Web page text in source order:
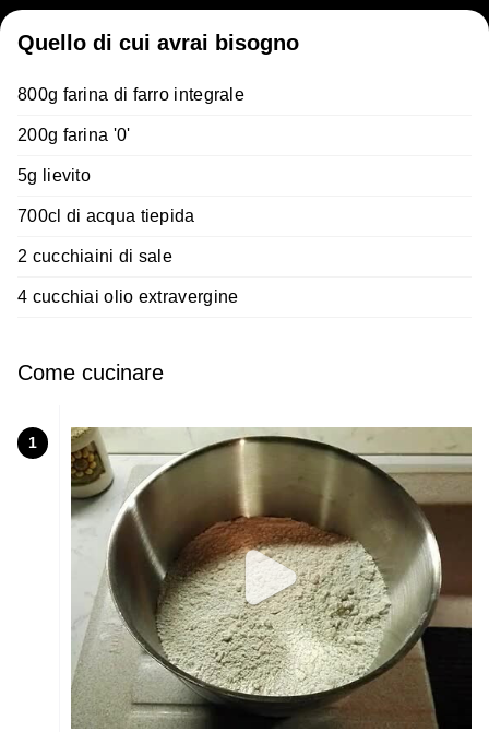
Quello di cui avrai bisogno
800g farina di farro integrale
200g farina '0'
5g lievito
700cl di acqua tiepida
2 cucchiaini di sale
4 cucchiai olio extravergine
Come cucinare
1